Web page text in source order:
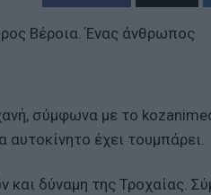
Βέροια. Ένας άνθρωπος
σύμφωνα με το
έχει τουμπάρει.
και δύναμη της Τροχαίας.